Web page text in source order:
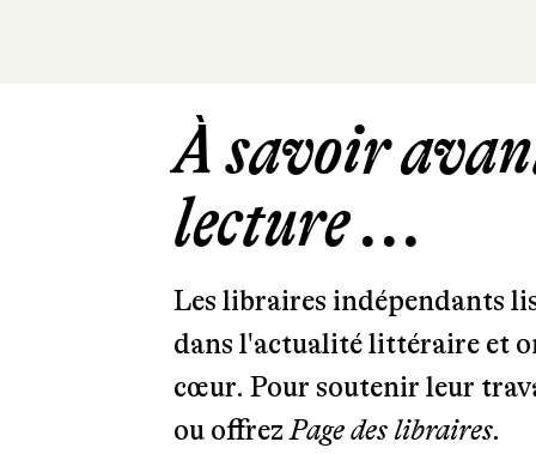
À savoir
lecture ...
Les libraires indépendants
dans l'actualité littéraire et
cœur. Pour soutenir leur
ou offrezPage des libraires.